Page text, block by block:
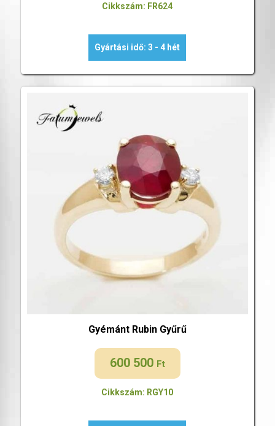
Cikkszám: FR624
Gyártási idő: 3 - 4 hét
Gyémánt Rubin Gyűrű
600 500 Ft
Cikkszám: RGY10